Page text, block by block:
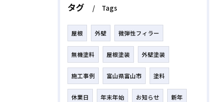
タグ Tags
屋根 外壁 微弾性フィラー
無機塗料 屋根塗装 外壁塗装
施工事例 富山県富山市 塗料
休業日 年末年始 お知らせ 新年